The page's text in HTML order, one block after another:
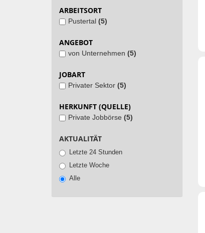
ARBEITSORT
Pustertal (5)
ANGEBOT
von Unternehmen (5)
JOBART
Privater Sektor (5)
HERKUNFT (QUELLE)
Private Jobbörse (5)
AKTUALITÄT
Letzte 24 Stunden
Letzte Woche
Alle